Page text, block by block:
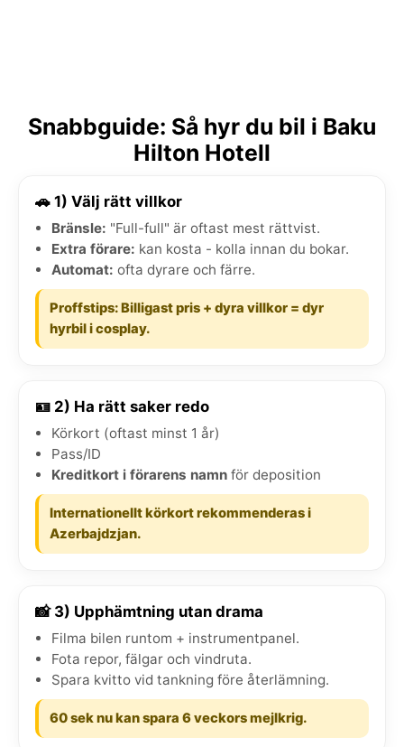
Snabbguide: Så hyr du bil i Baku
Hilton Hotell
🚗 1) Välj rätt villkor
Bränsle: "Full-full" är oftast mest rättvist.
Extra förare: kan kosta - kolla innan du bokar.
Automat: ofta dyrare och färre.
Proffstips: Billigast pris + dyra villkor = dyr
hyrbil i cosplay.
🪪 2) Ha rätt saker redo
Körkort (oftast minst 1 år)
Pass/ID
Kreditkort i förarens namn för deposition
Internationellt körkort rekommenderas i
Azerbajdzjan.
📸 3) Upphämtning utan drama
Filma bilen runtom + instrumentpanel.
Fota repor, fälgar och vindruta.
Spara kvitto vid tankning före återlämning.
60 sek nu kan spara 6 veckors mejlkrig.